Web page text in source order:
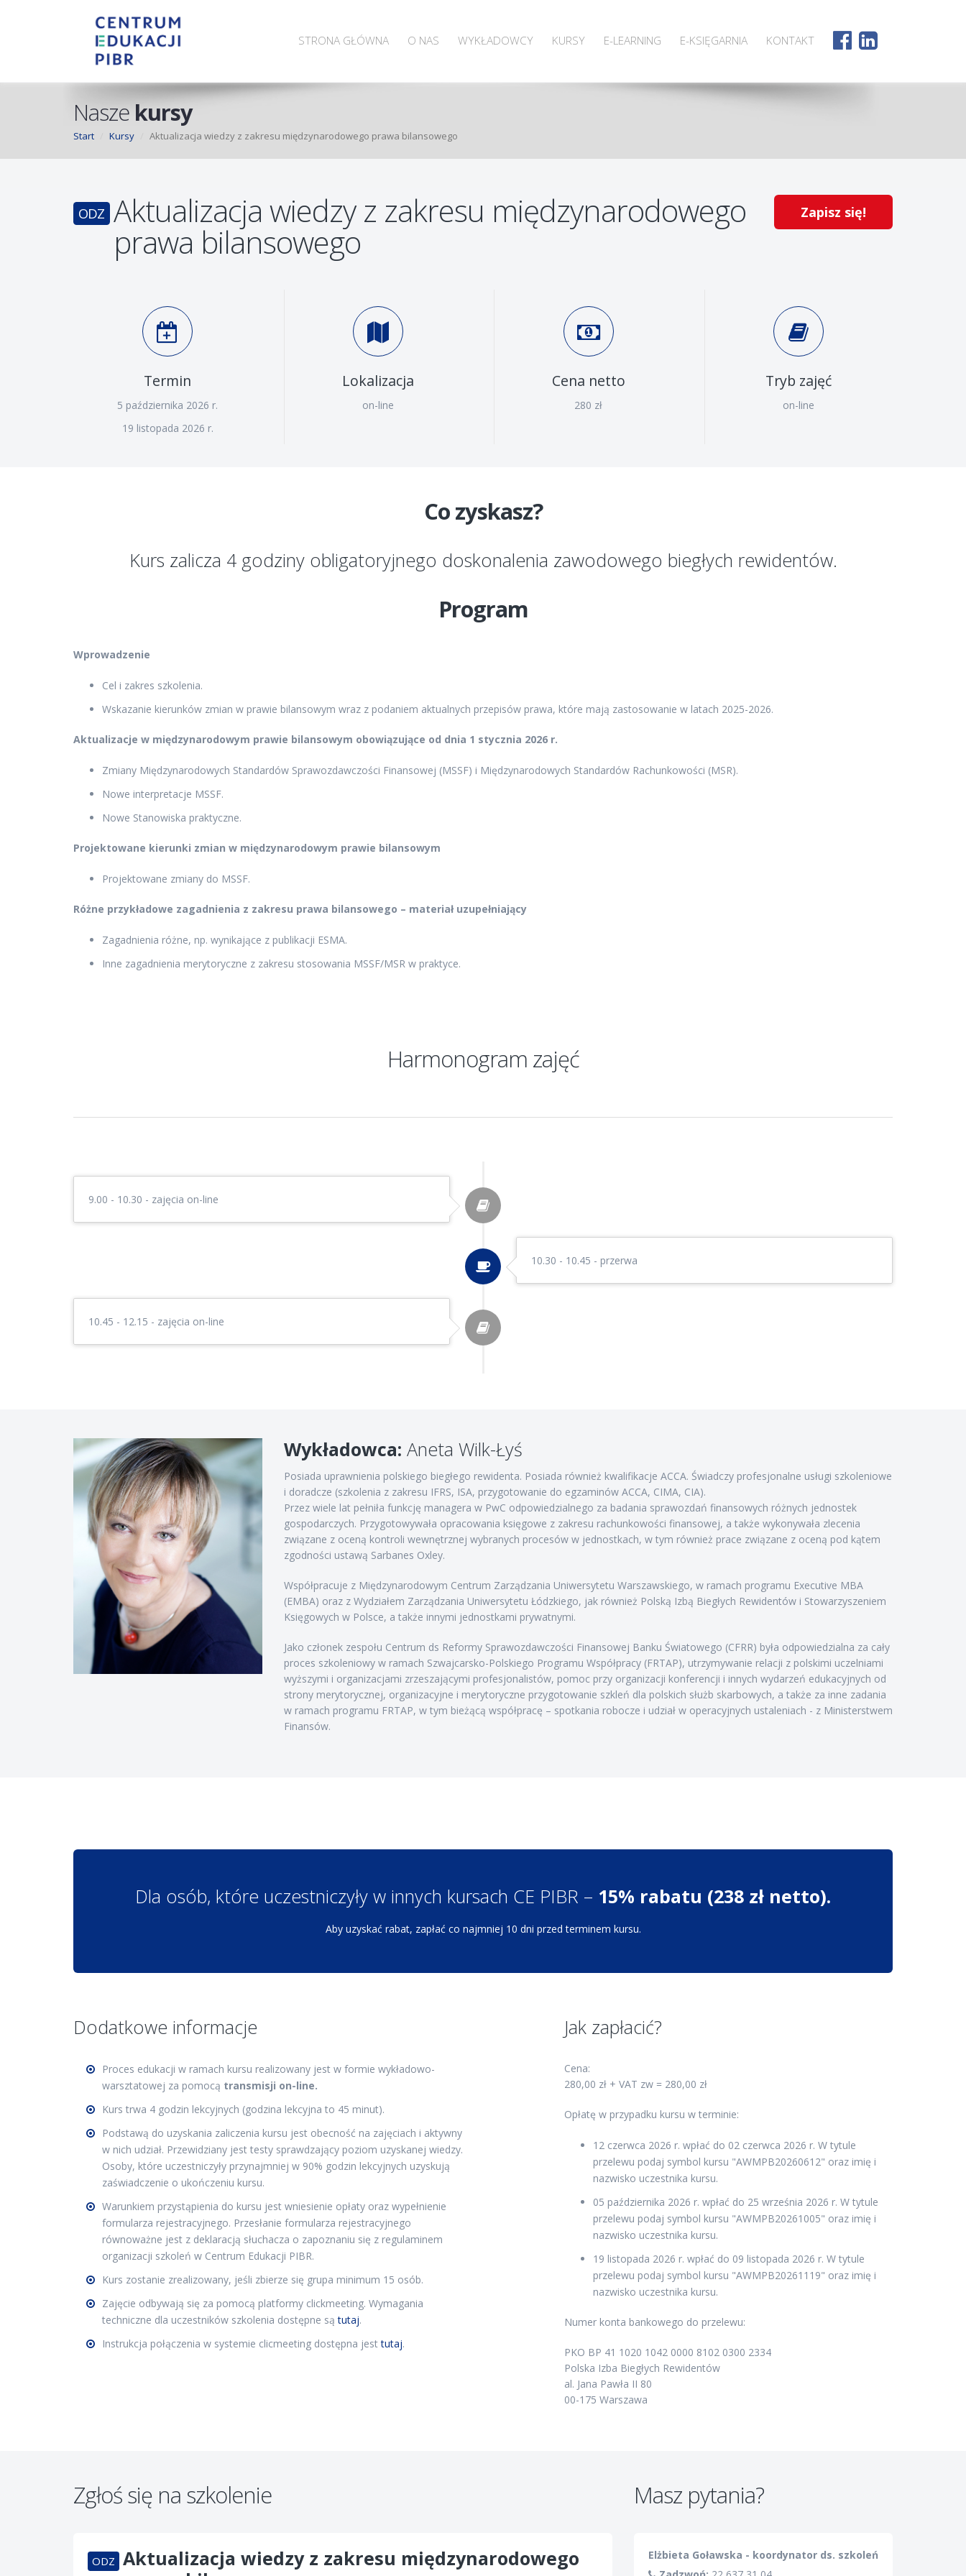
STRONA GŁÓWNA O NAS WYKŁADOWCY KURSY E-LEARNING E-KSIĘGARNIA KONTAKT
Nasze kursy
Start Kursy Aktualizacja wiedzy z zakresu międzynarodowego prawa bilansowego
ODZ Aktualizacja wiedzy z zakresu międzynarodowego
prawa bilansowego
Zapisz się!
Termin
5 października 2026 r.
19 listopada 2026 r.
Lokalizacja
on-line
Cena netto
280 zł
Tryb zajęć
on-line
Co zyskasz?
Kurs zalicza 4 godziny obligatoryjnego doskonalenia zawodowego biegłych rewidentów.
Program
Wprowadzenie
Cel i zakres szkolenia.
Wskazanie kierunków zmian w prawie bilansowym wraz z podaniem aktualnych przepisów prawa, które mają zastosowanie w latach 2025-2026.
Aktualizacje w międzynarodowym prawie bilansowym obowiązujące od dnia 1 stycznia 2026 r.
Zmiany Międzynarodowych Standardów Sprawozdawczości Finansowej (MSSF) i Międzynarodowych Standardów Rachunkowości (MSR).
Nowe interpretacje MSSF.
Nowe Stanowiska praktyczne.
Projektowane kierunki zmian w międzynarodowym prawie bilansowym
Projektowane zmiany do MSSF.
Różne przykładowe zagadnienia z zakresu prawa bilansowego – materiał uzupełniający
Zagadnienia różne, np. wynikające z publikacji ESMA.
Inne zagadnienia merytoryczne z zakresu stosowania MSSF/MSR w praktyce.
Harmonogram zajęć
9.00 - 10.30 - zajęcia on-line
10.30 - 10.45 - przerwa
10.45 - 12.15 - zajęcia on-line
Wykładowca: Aneta Wilk-Łyś
Posiada uprawnienia polskiego biegłego rewidenta. Posiada również kwalifikacje ACCA. Świadczy profesjonalne usługi szkoleniowe
i doradcze (szkolenia z zakresu IFRS, ISA, przygotowanie do egzaminów ACCA, CIMA, CIA).
Przez wiele lat pełniła funkcję managera w PwC odpowiedzialnego za badania sprawozdań finansowych różnych jednostek
gospodarczych. Przygotowywała opracowania księgowe z zakresu rachunkowości finansowej, a także wykonywała zlecenia
związane z oceną kontroli wewnętrznej wybranych procesów w jednostkach, w tym również prace związane z oceną pod kątem
zgodności ustawą Sarbanes Oxley.
Współpracuje z Międzynarodowym Centrum Zarządzania Uniwersytetu Warszawskiego, w ramach programu Executive MBA
(EMBA) oraz z Wydziałem Zarządzania Uniwersytetu Łódzkiego, jak również Polską Izbą Biegłych Rewidentów i Stowarzyszeniem
Księgowych w Polsce, a także innymi jednostkami prywatnymi.
Jako członek zespołu Centrum ds Reformy Sprawozdawczości Finansowej Banku Światowego (CFRR) była odpowiedzialna za cały
proces szkoleniowy w ramach Szwajcarsko-Polskiego Programu Współpracy (FRTAP), utrzymywanie relacji z polskimi uczelniami
wyższymi i organizacjami zrzeszającymi profesjonalistów, pomoc przy organizacji konferencji i innych wydarzeń edukacyjnych od
strony merytorycznej, organizacyjne i merytoryczne przygotowanie szkleń dla polskich służb skarbowych, a także za inne zadania
w ramach programu FRTAP, w tym bieżącą współpracę – spotkania robocze i udział w operacyjnych ustaleniach - z Ministerstwem
Finansów.
Dla osób, które uczestniczyły w innych kursach CE PIBR – 15% rabatu (238 zł netto).
Aby uzyskać rabat, zapłać co najmniej 10 dni przed terminem kursu.
Dodatkowe informacje
Proces edukacji w ramach kursu realizowany jest w formie wykładowo-
warsztatowej za pomocą transmisji on-line.
Kurs trwa 4 godzin lekcyjnych (godzina lekcyjna to 45 minut).
Podstawą do uzyskania zaliczenia kursu jest obecność na zajęciach i aktywny
w nich udział. Przewidziany jest testy sprawdzający poziom uzyskanej wiedzy.
Osoby, które uczestniczyły przynajmniej w 90% godzin lekcyjnych uzyskują
zaświadczenie o ukończeniu kursu.
Warunkiem przystąpienia do kursu jest wniesienie opłaty oraz wypełnienie
formularza rejestracyjnego. Przesłanie formularza rejestracyjnego
równoważne jest z deklaracją słuchacza o zapoznaniu się z regulaminem
organizacji szkoleń w Centrum Edukacji PIBR.
Kurs zostanie zrealizowany, jeśli zbierze się grupa minimum 15 osób.
Zajęcie odbywają się za pomocą platformy clickmeeting. Wymagania
techniczne dla uczestników szkolenia dostępne sątutaj.
Instrukcja połączenia w systemie clicmeeting dostępna jesttutaj.
Jak zapłacić?
Cena:
280,00 zł + VAT zw = 280,00 zł
Opłatę w przypadku kursu w terminie:
12 czerwca 2026 r. wpłać do 02 czerwca 2026 r. W tytule
przelewu podaj symbol kursu "AWMPB20260612" oraz imię i
nazwisko uczestnika kursu.
05 października 2026 r. wpłać do 25 września 2026 r. W tytule
przelewu podaj symbol kursu "AWMPB20261005" oraz imię i
nazwisko uczestnika kursu.
19 listopada 2026 r. wpłać do 09 listopada 2026 r. W tytule
przelewu podaj symbol kursu "AWMPB20261119" oraz imię i
nazwisko uczestnika kursu.
Numer konta bankowego do przelewu:
PKO BP 41 1020 1042 0000 8102 0300 2334
Polska Izba Biegłych Rewidentów
al. Jana Pawła II 80
00-175 Warszawa
Zgłoś się na szkolenie
ODZ
Aktualizacja wiedzy z zakresu międzynarodowego
Masz pytania?
Elżbieta Goławska - koordynator ds. szkoleń